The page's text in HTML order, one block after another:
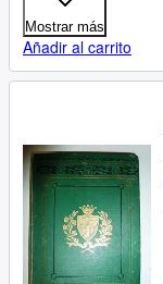
Mostrar más
Añadir al carrito